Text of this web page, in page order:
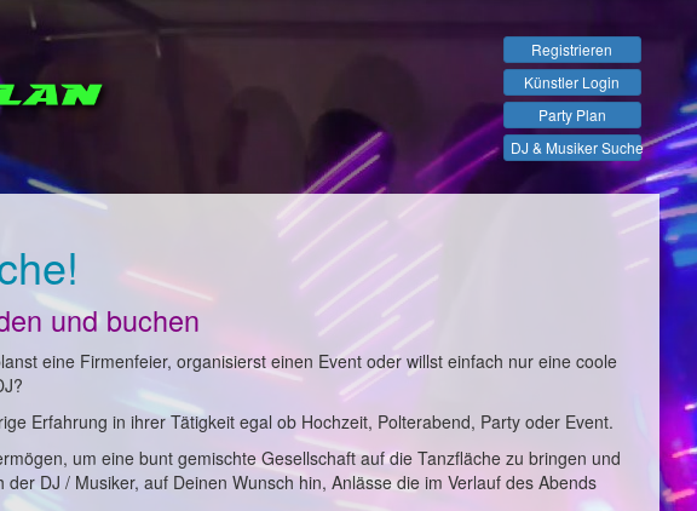
Registrieren
Künstler Login
Party Plan
DJ & Musiker Suche
und buchen
eine Firmenfeier, organisierst einen Event oder willst einfach nur eine coole
Erfahrung in ihrer Tätigkeit egal ob Hochzeit, Polterabend, Party oder Event.
um eine bunt gemischte Gesellschaft auf die Tanzfläche zu bringen und
DJ / Musiker, auf Deinen Wunsch hin, Anlässe die im Verlauf des Abends